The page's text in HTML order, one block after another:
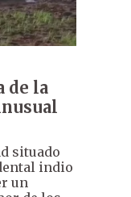
de la
situado
indio
un